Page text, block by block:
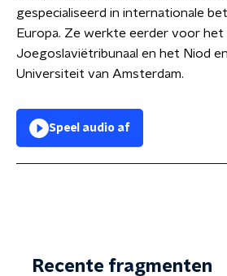
gespecialiseerd in internationale
Europa. Ze werkte eerder voor het
Joegoslaviëtribunaal en het Niod
Universiteit van Amsterdam.
Speel audio af
Recente fragmenten